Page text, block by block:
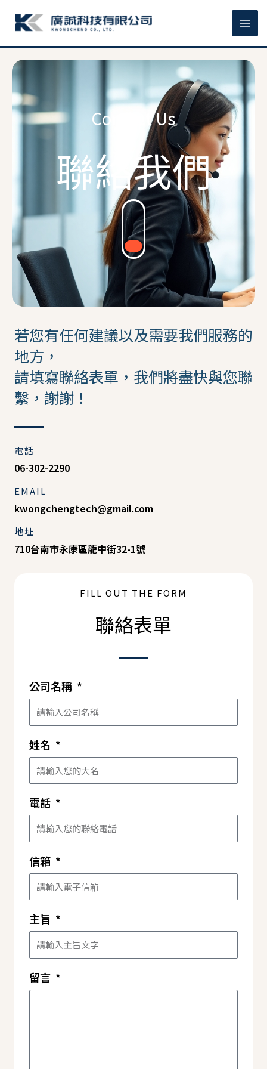
要
Contact Us
聯絡我們
若您有任何建議以及需要我們服務的
地方，
請填寫聯絡表單，我們將盡快與您聯
繫，謝謝！
電話
06-302-2290
EMAIL
kwongchengtech@gmail.com
地址
710台南市永康區龍中街32-1號
FILL OUT THE FORM
聯絡表單
公司名稱
姓名
電話
信箱
主旨
留言